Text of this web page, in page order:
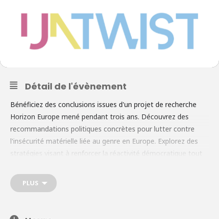
Détail de l'évènement
Bénéficiez des conclusions issues d'un projet de recherche
Horizon Europe mené pendant trois ans. Découvrez des
recommandations politiques concrètes pour lutter contre
l'insécurité matérielle liée au genre en Europe. Explorez des
stratégies visant à renforcer la réactivité démocratique tout
vous directement auprès des décideurs politiques, des
chercheurs et des acteurs institutionnels pour trouver des
recherche en actions pratiques au niveau européen. Il fournit :
PLUS